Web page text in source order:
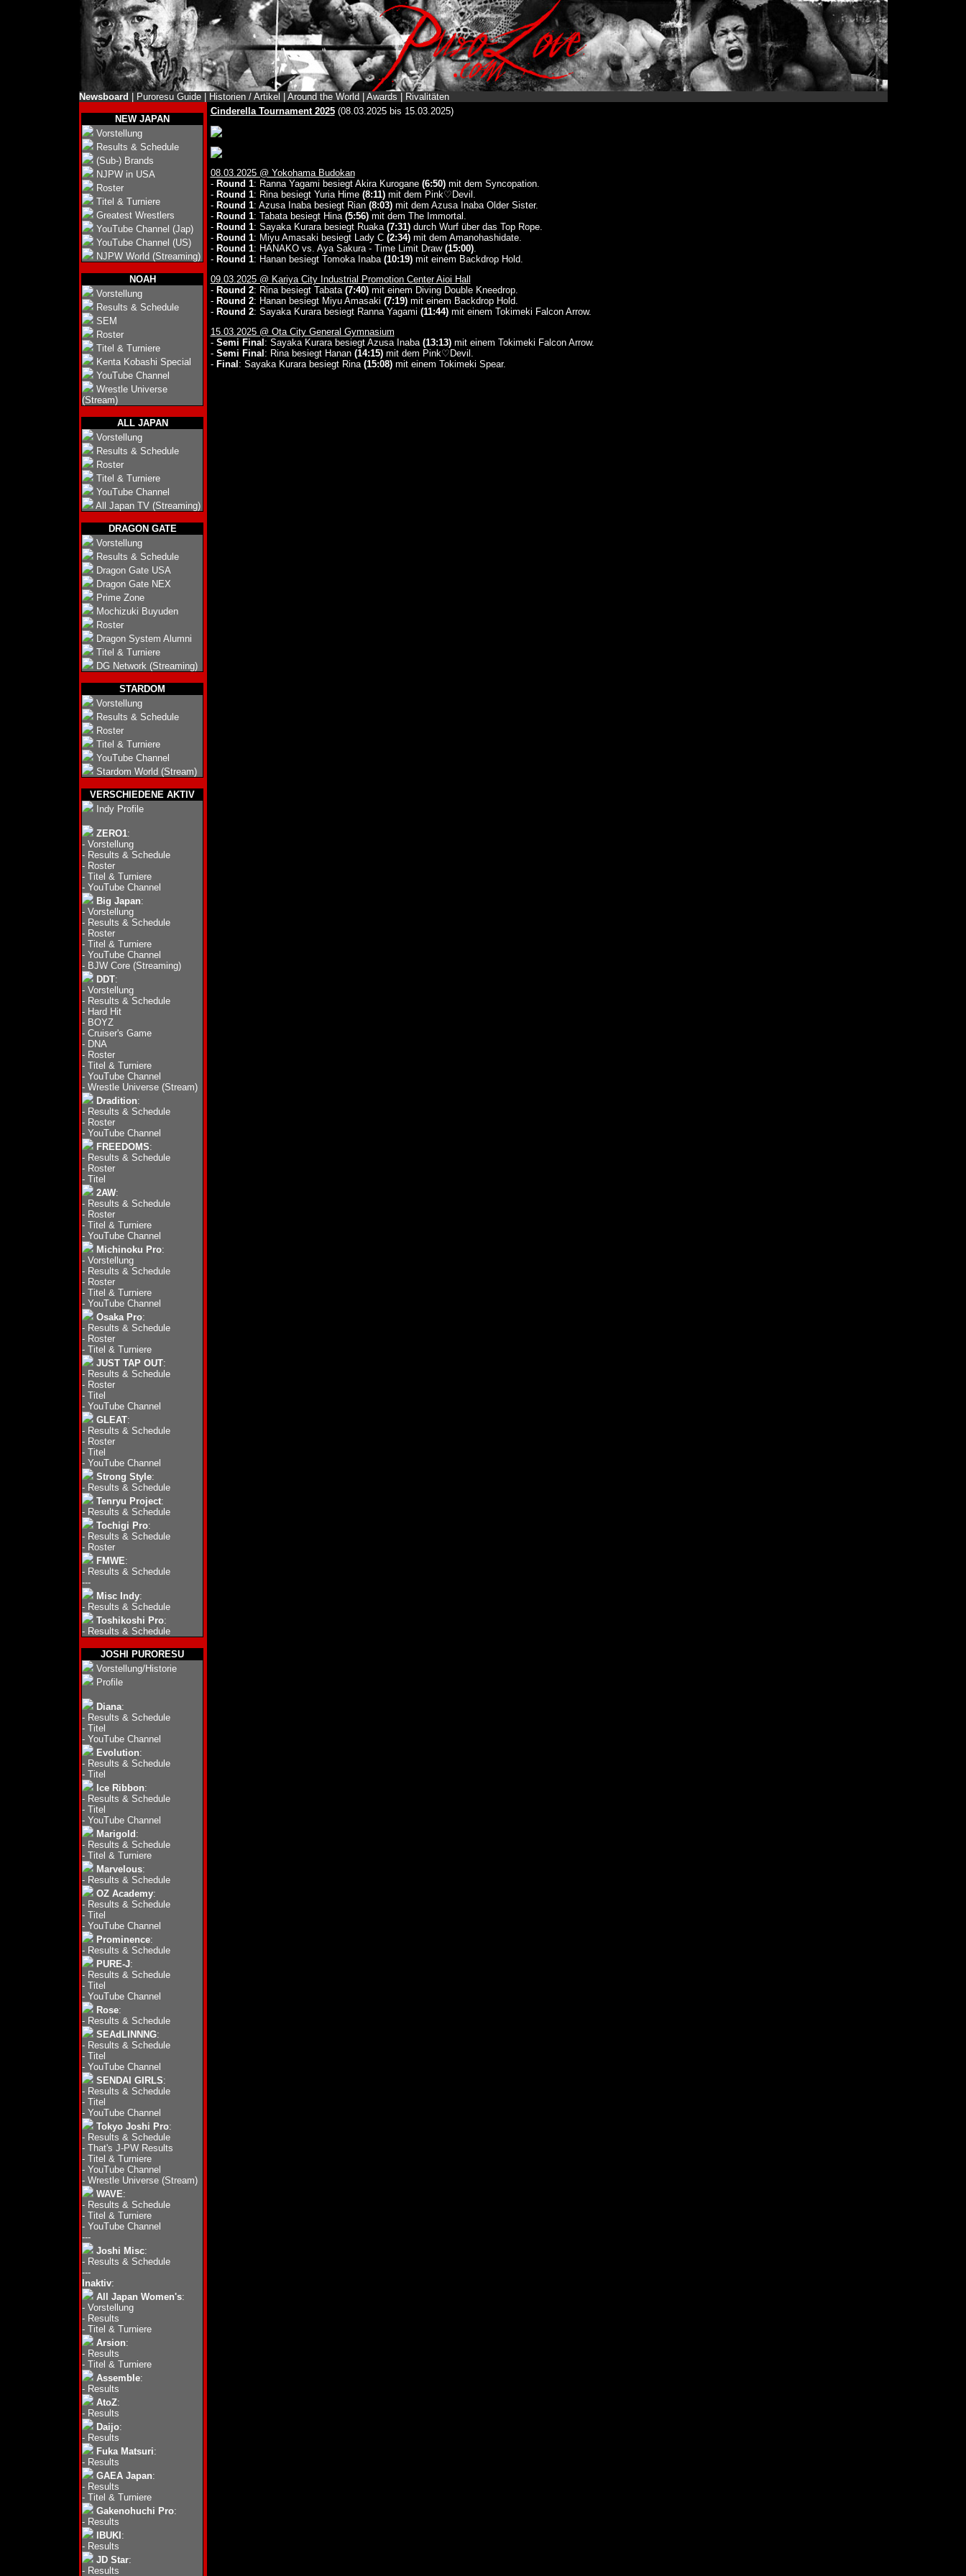
Newsboard Puroresu Guide| Historien / Artikel Around the World Awards Rivalitäten
NEW JAPAN
Vorstellung
Results & Schedule
(Sub-) Brands
NJPW in USA
Roster
Titel & Turniere
Greatest Wrestlers
YouTube Channel (Jap)
YouTube Channel (US)
NJPW World (Streaming)
NOAH
Vorstellung
Results & Schedule
SEM
Roster
Titel & Turniere
Kenta Kobashi Special
YouTube Channel
Wrestle Universe
(Stream)
ALL JAPAN
Vorstellung
Results & Schedule
Roster
Titel & Turniere
YouTube Channel
All Japan TV (Streaming)
DRAGON GATE
Vorstellung
Results & Schedule
Dragon Gate USA
Dragon Gate NEX
Prime Zone
Mochizuki Buyuden
Roster
Dragon System Alumni
Titel & Turniere
DG Network (Streaming)
STARDOM
Vorstellung
Results & Schedule
Roster
Titel & Turniere
YouTube Channel
Stardom World (Stream)
VERSCHIEDENE AKTIV
Indy Profile
ZERO1:
- Vorstellung
- Results & Schedule
- Roster
- Titel & Turniere
- YouTube Channel
Big Japan:
- Vorstellung
- Results & Schedule
- Roster
- Titel & Turniere
- YouTube Channel
- BJW Core (Streaming)
DDT:
- Vorstellung
- Results & Schedule
- Hard Hit
- BOYZ
- Cruiser's Game
- DNA
- Roster
- Titel & Turniere
- YouTube Channel
- Wrestle Universe (Stream)
Dradition:
- Results & Schedule
- Roster
- YouTube Channel
FREEDOMS:
- Results & Schedule
- Roster
- Titel
2AW:
- Results & Schedule
- Roster
- Titel & Turniere
- YouTube Channel
Michinoku Pro:
- Vorstellung
- Results & Schedule
- Roster
- Titel & Turniere
- YouTube Channel
Osaka Pro:
- Results & Schedule
- Roster
- Titel & Turniere
JUST TAP OUT:
- Results & Schedule
- Roster
- Titel
- YouTube Channel
GLEAT:
- Results & Schedule
- Roster
- Titel
- YouTube Channel
Strong Style:
- Results & Schedule
Tenryu Project:
- Results & Schedule
Tochigi Pro:
- Results & Schedule
- Roster
FMWE:
- Results & Schedule
---
Misc Indy:
- Results & Schedule
Toshikoshi Pro:
- Results & Schedule
JOSHI PURORESU
Vorstellung/Historie
Profile
Diana:
- Results & Schedule
- Titel
- YouTube Channel
Evolution:
- Results & Schedule
- Titel
Ice Ribbon:
- Results & Schedule
- Titel
- YouTube Channel
Marigold :
- Results & Schedule
- Titel & Turniere
Marvelous:
- Results & Schedule
OZ Academy:
- Results & Schedule
- Titel
- YouTube Channel
Prominence:
- Results & Schedule
PURE-J:
- Results & Schedule
- Titel
- YouTube Channel
Rose:
- Results & Schedule
SEAdLINNNG:
- Results & Schedule
- Titel
- YouTube Channel
SENDAI GIRLS:
- Results & Schedule
- Titel
- YouTube Channel
Tokyo Joshi Pro:
- Results & Schedule
- That's J-PW Results
- Titel & Turniere
- YouTube Channel
- Wrestle Universe (Stream)
WAVE:
- Results & Schedule
- Titel & Turniere
- YouTube Channel
---
Joshi Misc:
- Results & Schedule
---
Inaktiv:
All Japan Women's:
- Vorstellung
- Results
- Titel & Turniere
Arsion:
- Results
- Titel & Turniere
Assemble:
- Results
AtoZ:
- Results
Daijo:
- Results
Fuka Matsuri:
- Results
GAEA Japan:
- Results
- Titel & Turniere
Gakenohuchi Pro:
- Results
IBUKI :
- Results
JD Star:
- Results
Cinderella Tournament 2025(08.03.2025 bis 15.03.2025)
08.03.2025 @ Yokohama Budokan
- Round 1: Ranna Yagami besiegt Akira Kurogane (6:50)mit dem Syncopation.
- Round 1: Rina besiegt Yuria Hime (8:11)mit dem Pink♡Devil.
- Round 1: Azusa Inaba besiegt Rian (8:03)mit dem Azusa Inaba Older Sister.
- Round 1: Tabata besiegt Hina (5:56)mit dem The Immortal.
- Round 1: Sayaka Kurara besiegt Ruaka (7:31)durch Wurf über das Top Rope.
- Round 1: Miyu Amasaki besiegt Lady C (2:34)mit dem Amanohashidate.
- Round 1: HANAKO vs. Aya Sakura - Time Limit Draw (15:00).
- Round 1: Hanan besiegt Tomoka Inaba (10:19)mit einem Backdrop Hold.
09.03.2025 @ Kariya City Industrial Promotion Center Aioi Hall
- Round 2: Rina besiegt Tabata (7:40)mit einem Diving Double Kneedrop.
- Round 2: Hanan besiegt Miyu Amasaki (7:19)mit einem Backdrop Hold.
- Round 2: Sayaka Kurara besiegt Ranna Yagami (11:44)mit einem Tokimeki Falcon Arrow.
15.03.2025 @ Ota City General Gymnasium
- Semi Final : Sayaka Kurara besiegt Azusa Inaba (13:13)mit einem Tokimeki Falcon Arrow.
- Semi Final : Rina besiegt Hanan (14:15)mit dem Pink♡Devil.
- Final : Sayaka Kurara besiegt Rina (15:08)mit einem Tokimeki Spear.